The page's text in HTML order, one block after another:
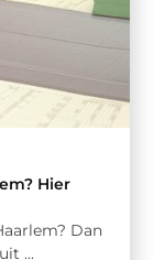
Hier
Dan
...